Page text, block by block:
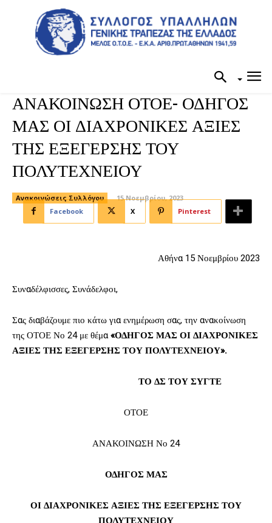
ΑΝΑΚΟΙΝΩΣΗ ΟΤΟΕ- ΟΔΗΓΟΣ
ΜΑΣ ΟΙ ΔΙΑΧΡΟΝΙΚΕΣ ΑΞΙΕΣ
ΤΗΣ ΕΞΕΓΕΡΣΗΣ ΤΟΥ
ΠΟΛΥΤΕΧΝΕΙΟΥ
Ανακοινώσεις Συλλόγου
15 Νοεμβρίου, 2023
Facebook
X Pinterest
Αθήνα 15 Νοεμβρίου 2023
Συναδέλφισσες, Συνάδελφοι,
Σας διαβάζουμε πιο κάτω για ενημέρωση σας, την ανακοίνωση
της ΟΤΟΕ Νο 24 με θέμα«ΟΔΗΓΟΣ ΜΑΣ ΟΙ ΔΙΑΧΡΟΝΙΚΕΣ
ΑΞΙΕΣ ΤΗΣ ΕΞΕΓΕΡΣΗΣ ΤΟΥ ΠΟΛΥΤΕΧΝΕΙΟΥ».
ΤΟ ΔΣ ΤΟΥ ΣΥΓΤΕ
ΟΤΟΕ
ΑΝΑΚΟΙΝΩΣΗ Νο 24
ΟΔΗΓΟΣ ΜΑΣ
ΟΙ ΔΙΑΧΡΟΝΙΚΕΣ ΑΞΙΕΣ ΤΗΣ ΕΞΕΓΕΡΣΗΣ ΤΟΥ